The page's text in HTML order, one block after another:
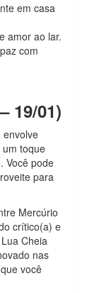
em casa
amor ao lar.
com
19/01)
envolve
toque
Você pode
para
Mercúrio
crítico(a) e
Cheia
nas
você